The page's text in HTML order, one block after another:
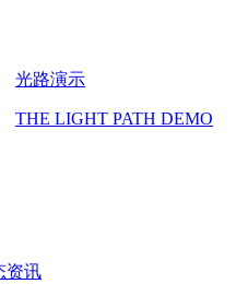
光路演示
THE LIGHT PATH DEMO
资讯